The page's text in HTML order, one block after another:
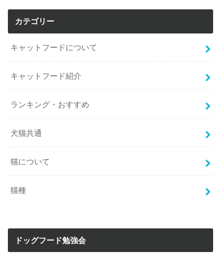
カテゴリー
キャットフードについて
キャットフード紹介
ランキング・おすすめ
犬猫共通
猫について
猫種
ドッグフード勉強会